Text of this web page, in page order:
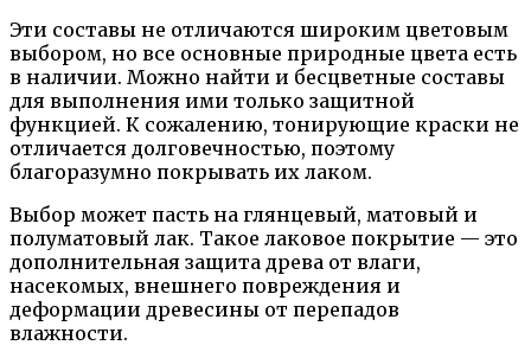
Эти составы не отличаются широким цветовым
выбором, но все основные природные цвета есть
в наличии. Можно найти и бесцветные составы
для выполнения ими только защитной
функцией. К сожалению, тонирующие краски не
отличается долговечностью, поэтому
благоразумно покрывать их лаком.
Выбор может пасть на глянцевый, матовый и
полуматовый лак. Такое лаковое покрытие — это
дополнительная защита древа от влаги,
насекомых, внешнего повреждения и
деформации древесины от перепадов
влажности.